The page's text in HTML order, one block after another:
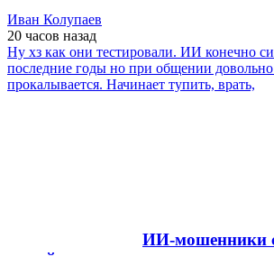
Иван Колупаев
20 часов назад
Ну хз как они тестировали. ИИ конечно
последние годы но при общении
прокалывается. Начинает тупить, врать,
ИИ-мошенники